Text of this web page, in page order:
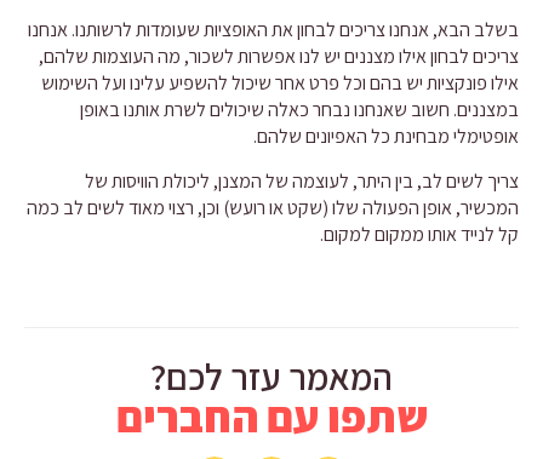
בשלב הבא, אנחנו צריכים לבחון את האופציות שעומדות לרשותנו. אנחנו
צריכים לבחון אילו מצננים יש לנו אפשרות לשכור, מה העוצמות שלהם,
אילו פונקציות יש בהם וכל פרט אחר שיכול להשפיע עלינו ועל השימוש
במצננים. חשוב שאנחנו נבחר כאלה שיכולים לשרת אותנו באופן
אופטימלי מבחינת כל האפיונים שלהם.
צריך לשים לב, בין היתר, לעוצמה של המצנן, ליכולת הוויסות של
המכשיר, אופן הפעולה שלו (שקט או רועש) וכן, רצוי מאוד לשים לב כמה
קל לנייד אותו ממקום למקום.
המאמר עזר לכם?
שתפו עם החברים